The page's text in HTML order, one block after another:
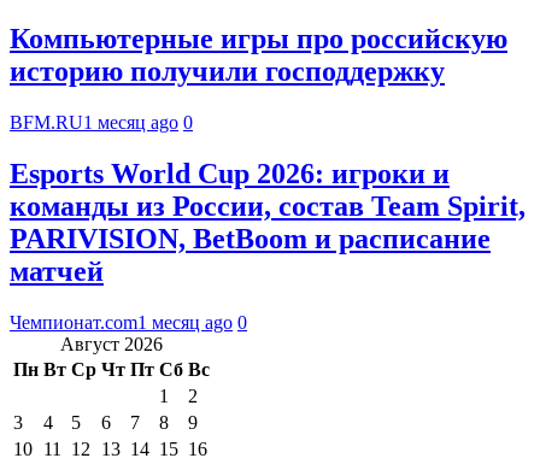
Компьютерные игры про российскую
историю получили господдержку
BFM.RU1 месяц ago 0
Esports World Cup 2026: игроки и
команды из России, состав Team Spirit,
PARIVISION, BetBoom и расписание
матчей
Чемпионат.com1 месяц ago 0
Август 2026
Пн Вт Ср Чт Пт Сб Вс
1
2
3
4 5 6 7 8
9
10 11 12 13 14 15 16